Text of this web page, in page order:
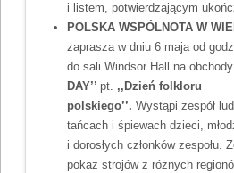
i listem, potwierdzającym
POLSKA WSPÓLNOTA W
zaprasza w dniu 6 maja od
do sali Windsor Hall na obchody
DAY’’pt. ,,Dzień folkloru
polskiego’’.Wystąpi zespół
tańcach i śpiewach dzieci,
i dorosłych członków zespołu.
pokaz strojów z różnych